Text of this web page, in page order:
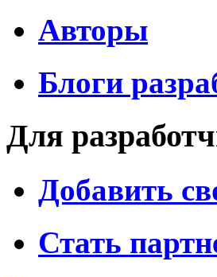
Авторы
Блоги
Для
Добавить
Стать